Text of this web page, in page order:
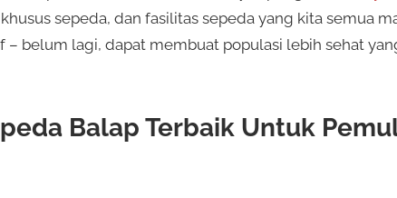
sepeda, dan fasilitas sepeda yang kita semua
– belum lagi, dapat membuat populasi lebih sehat
Balap Terbaik Untuk